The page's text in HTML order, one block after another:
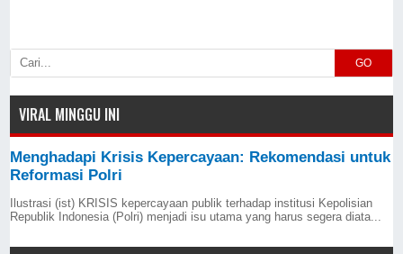
GO
VIRAL MINGGU INI
Menghadapi Krisis Kepercayaan: Rekomendasi untuk
Reformasi Polri
Ilustrasi (ist) KRISIS kepercayaan publik terhadap institusi Kepolisian
Republik Indonesia (Polri) menjadi isu utama yang harus segera diata...